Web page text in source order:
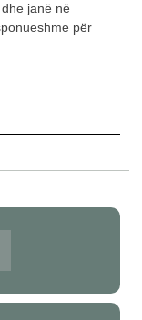
janë në
për